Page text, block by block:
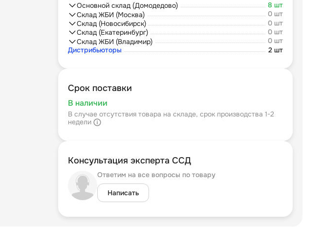
Основной склад (Домодедово)
8 шт
Склад ЖБИ (Москва)
0 шт
Склад (Новосибирск)
0 шт
Склад (Екатеринбург)
0 шт
Склад ЖБИ (Владимир)
0 шт
Дистрибьюторы
2 шт
Срок поставки
В наличии
В случае отсутствия товара на складе, срок производства 1-2
недели
Консультация эксперта ССД
Ответим на все вопросы по товару
Написать